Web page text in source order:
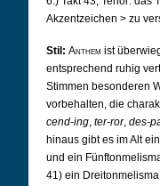
Akzentzeichen > zu
Stil: Anthem ist
entsprechend ruhig
Stimmen besonderen
vorbehalten, die
cend-ing, ter-ror, des-
hinaus gibt es im Alt
und ein
41) ein